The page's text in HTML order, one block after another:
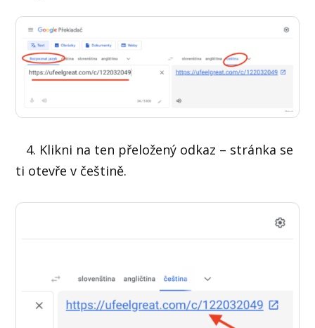
4. Klikni na ten přeložený odkaz – stránka se
ti otevře v češtině.